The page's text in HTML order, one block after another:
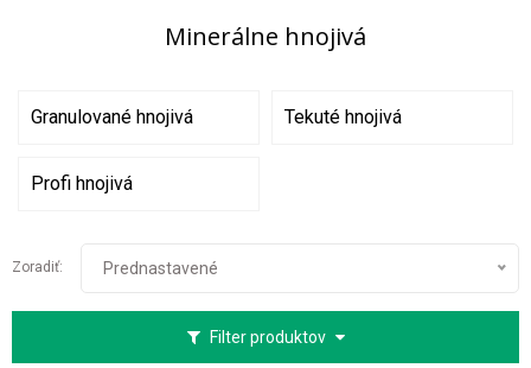
Minerálne hnojivá
Granulované hnojivá Tekuté hnojivá
Profi hnojivá
Filter produktov
Zoradiť: Prednastavené